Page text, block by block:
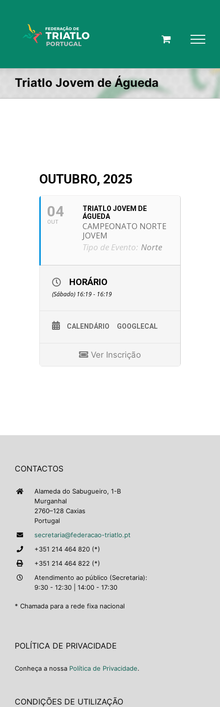
Triatlo Jovem de Águeda
OUTUBRO, 2025
04
OUT
TRIATLO JOVEM DE
ÁGUEDA
CAMPEONATO NORTE
JOVEM
Tipo de Evento: Norte
HORÁRIO
(Sábado) 16:19 - 16:19
CALENDÁRIO GOOGLECAL
Ver Inscrição
CONTACTOS
Alameda do Sabugueiro, 1-B
Murganhal
2760–128 Caxias
Portugal
secretaria@federacao-triatlo.pt
+351 214 464 820 (*)
+351 214 464 822 (*)
Atendimento ao público (Secretaria):
9:30 - 12:30 | 14:00 - 17:30
* Chamada para a rede fixa nacional
POLÍTICA DE PRIVACIDADE
Conheça a nossa Política de Privacidade.
CONDIÇÕES DE UTILIZAÇÃO